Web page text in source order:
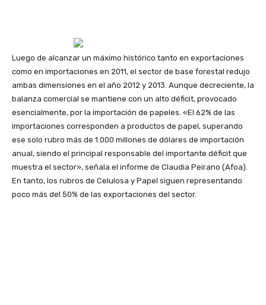
Luego de alcanzar un máximo histórico tanto en exportaciones
como en importaciones en 2011, el sector de base forestal redujo
ambas dimensiones en el año 2012 y 2013. Aunque decreciente, la
balanza comercial se mantiene con un alto déficit, provocado
esencialmente, por la importación de papeles. «El 62% de las
importaciones corresponden a productos de papel, superando
ese solo rubro más de 1.000 millones de dólares de importación
anual, siendo el principal responsable del importante déficit que
muestra el sector», señala el informe de Claudia Peirano (Afoa).
En tanto, los rubros de Celulosa y Papel siguen representando
poco más del 50% de las exportaciones del sector.